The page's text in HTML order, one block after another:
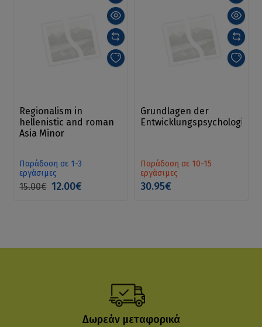
Regionalism in
hellenistic and roman
Asia Minor
Παράδοση σε 1-3
εργάσιμες
15.00€ 12.00€
Grundlagen der
Entwicklungspsychologie
Παράδοση σε 10-15
εργάσιμες
30.95€
Δωρεάν μεταφορικά